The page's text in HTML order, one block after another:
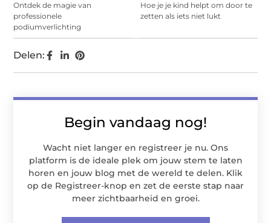
Ontdek de magie van
professionele
podiumverlichting
Hoe je je kind helpt om door te
zetten als iets niet lukt
Begin vandaag nog!
Wacht niet langer en registreer je nu. Ons
platform is de ideale plek om jouw stem te laten
horen en jouw blog met de wereld te delen. Klik
op de Registreer-knop en zet de eerste stap naar
meer zichtbaarheid en groei.
Delen: